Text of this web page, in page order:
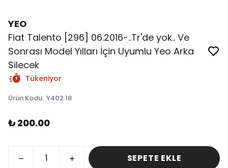
YEO
Fiat Talento [296] 06.2016-..Tr'de yok.. Ve
Sonrası Model Yılları İçin Uyumlu Yeo Arka
Silecek
Tükeniyor
Ürün Kodu: Y402.18
₺ 200.00
SEPETE EKLE